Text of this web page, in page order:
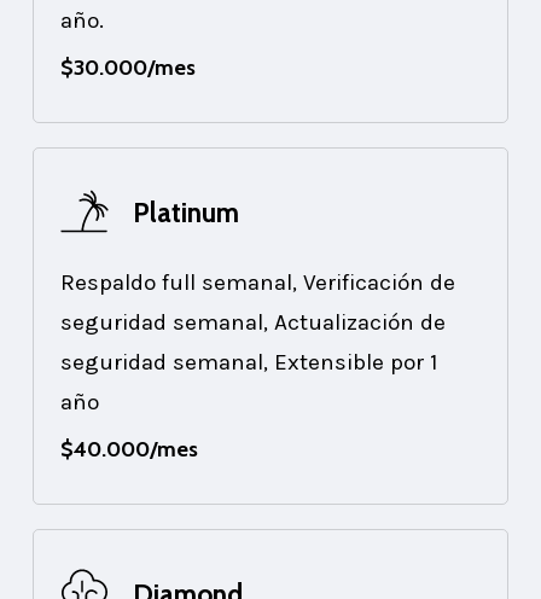
año.
$30.000/mes
Platinum
Respaldo full semanal, Verificación de
seguridad semanal, Actualización de
seguridad semanal, Extensible por 1
año
$40.000/mes